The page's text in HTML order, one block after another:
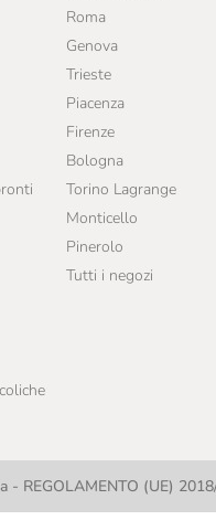
Roma
Genova
Trieste
Piacenza
Firenze
Bologna
Torino Lagrange
Monticello
Pinerolo
Tutti i negozi
- REGOLAMENTO (UE)